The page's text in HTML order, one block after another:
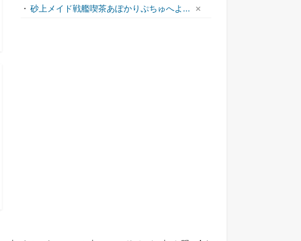
天才悪女は嘘を見破る2
・ 砂上メイド戦艦喫茶あぽかりぷちゅへよ...